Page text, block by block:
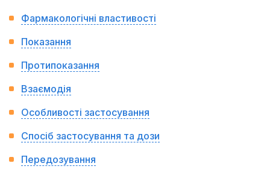
Фармакологічні властивості
Показання
Протипоказання
Взаємодія
Особливості застосування
Спосіб застосування та дози
Передозування